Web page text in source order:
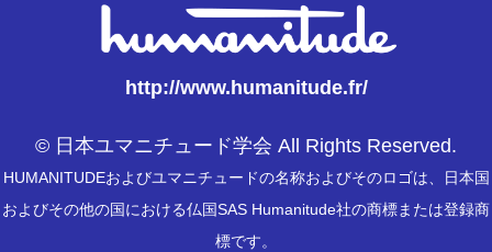
http://www.humanitude.fr/
© 日本ユマニチュード学会 All Rights Reserved.
HUMANITUDEおよびユマニチュードの名称およびそのロゴは、日本国
およびその他の国における仏国SAS Humanitude社の商標または登録商
標です。